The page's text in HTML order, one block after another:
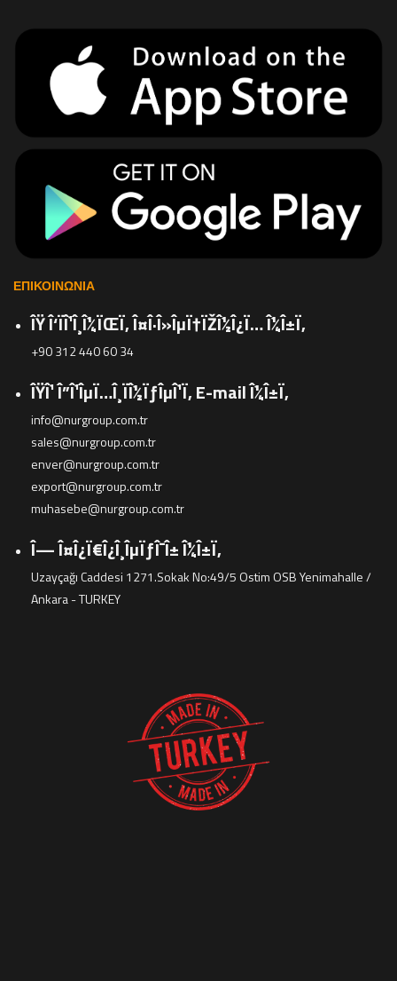
ΕΠΙΚΟΙΝΩΝΊΑ
ÎŸ Î‘ÏÎ¹Î¸Î¼ÏŒÏ‚ Î¤Î·Î»ÎµÏ†ÏŽÎ½Î¿Ï… Î¼Î±Ï‚
+90 312 440 60 34
ÎŸÎ¹ Î”Î¹ÎµÏ…Î¸ÏÎ½ÏƒÎµÎ¹Ï‚ E-mail Î¼Î±Ï‚
info@nurgroup.com.tr
sales@nurgroup.com.tr
enver@nurgroup.com.tr
export@nurgroup.com.tr
muhasebe@nurgroup.com.tr
Î— Î¤Î¿Ï€Î¿Î¸ÎµÏƒÎ¯Î± Î¼Î±Ï‚
Uzayçağı Caddesi 1271.Sokak No:49/5 Ostim OSB Yenimahalle /
Ankara - TURKEY